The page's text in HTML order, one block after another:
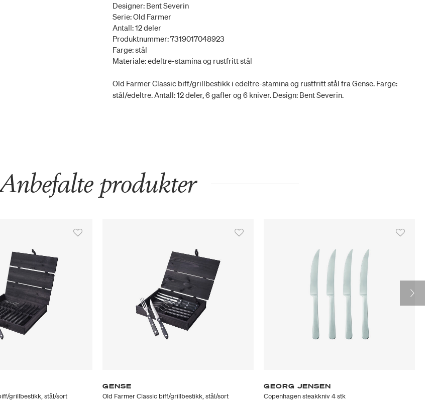
Designer: Bent Severin
Serie: Old Farmer
Antall: 12 deler
Produktnummer: 7319017048923
Farge: stål
Materiale: edeltre-stamina og rustfritt stål
Old Farmer Classic biff/grillbestikk i edeltre-stamina og rustfritt stål fra Gense. Farge:
stål/edeltre. Antall: 12 deler, 6 gafler og 6 kniver. Design: Bent Severin.
produkter
grillbestikk, stål/sort
GENSE
Old Farmer Classic biff/grillbestikk, stål/sort
GEORG JENSEN
Copenhagen steakkniv 4 stk